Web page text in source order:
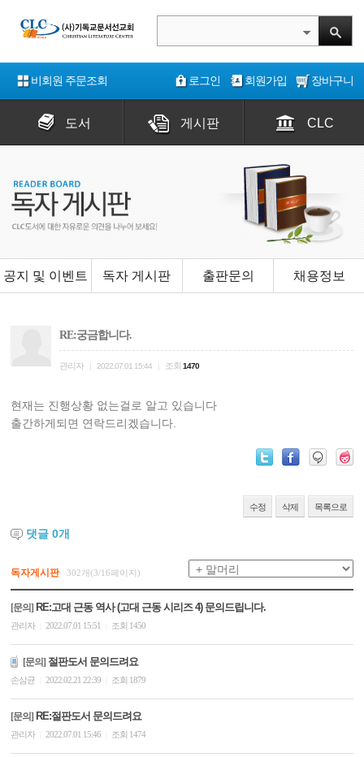
비회원 주문조회 로그인 회원가입 장바구니
도서 게시판 CLC
공지 및 이벤트 독자 게시판 출판문의 채용정보
RE:궁금합니다.
관리자 2022.07.01 15:44 조회 1470
현재는 진행상황 없는걸로 알고 있습니다
출간하게되면 연락드리겠습니다.
수정 삭제 목록으로
댓글0개
독자게시판 302개(3/16페이지)
[문의] RE:고대 근동 역사 (고대 근동 시리즈 4) 문의드립니다.
관리자 2022.07.01 15:51 조회 1450
[문의] 절판도서 문의드려요
손삼균 2022.02.21 22:39 조회 1879
[문의] RE:절판도서 문의드려요
관리자 2022.07.01 15:46 조회 1474